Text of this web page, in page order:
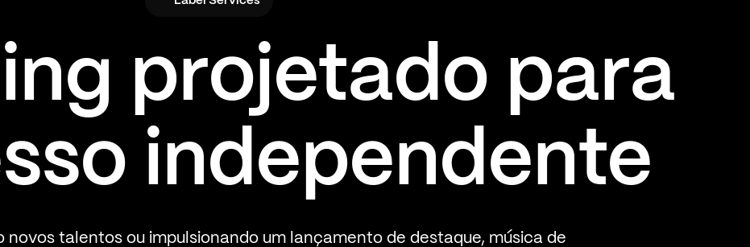
projetado para
independente
novos talentos ou impulsionando um lançamento de destaque, música de